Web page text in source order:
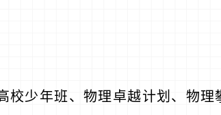
校少年班、物理卓越计划、物